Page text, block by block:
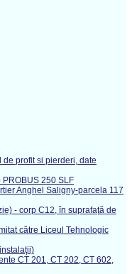
profit si pierderi, date
250 SLF
Anghel Saligny-parcela 117
- corp C12, în suprafaţă de
către Liceul Tehnologic
CT 201, CT 202, CT 602,